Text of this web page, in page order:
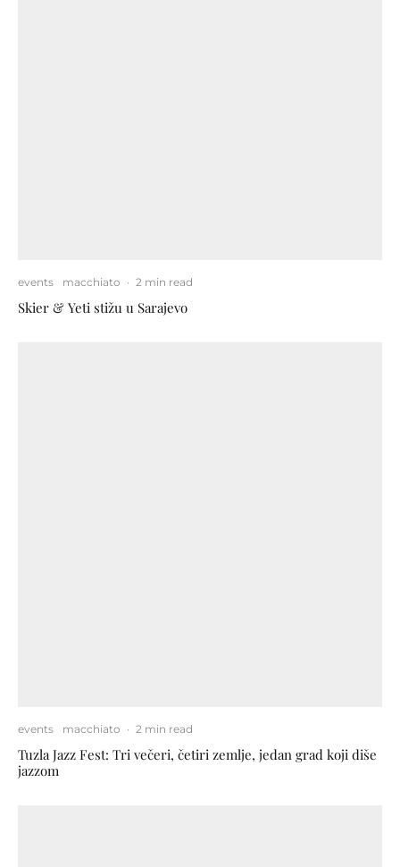
events macchiato · 2 min read
Skier & Yeti stižu u Sarajevo
events macchiato · 2 min read
Tuzla Jazz Fest: Tri večeri, četiri zemlje, jedan grad koji diše
jazzom